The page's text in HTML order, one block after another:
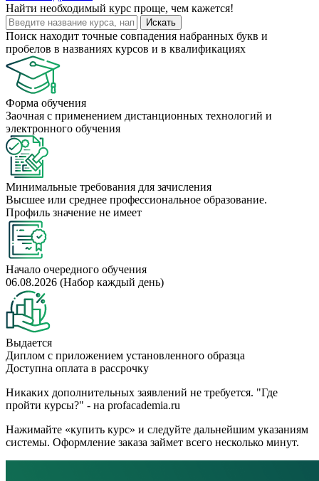
Найти необходимый курс проще, чем кажется!
Искать
Поиск находит точные совпадения набранных букв и
пробелов в названиях курсов и в квалификациях
Форма обучения
Заочная с применением дистанционных технологий и
электронного обучения
Минимальные требования для зачисления
Высшее или среднее профессиональное образование.
Профиль значение не имеет
Начало очередного обучения
06.08.2026 (Набор каждый день)
Выдается
Диплом с приложением установленного образца
Доступна оплата в рассрочку
Никаких дополнительных заявлений не требуется. "Где
пройти курсы?" - на profacademia.ru
Нажимайте «купить курс» и следуйте дальнейшим указаниям
системы. Оформление заказа займет всего несколько минут.